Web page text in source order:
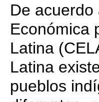
De acuerdo
Económica
Latina
Latina
pueblos